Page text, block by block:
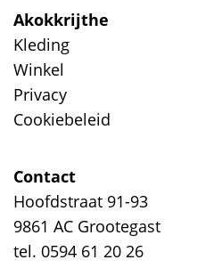
Akokkrijthe
Kleding
Winkel
Privacy
Cookiebeleid
Contact
Hoofdstraat 91-93
9861 AC Grootegast
tel. 0594 61 20 26